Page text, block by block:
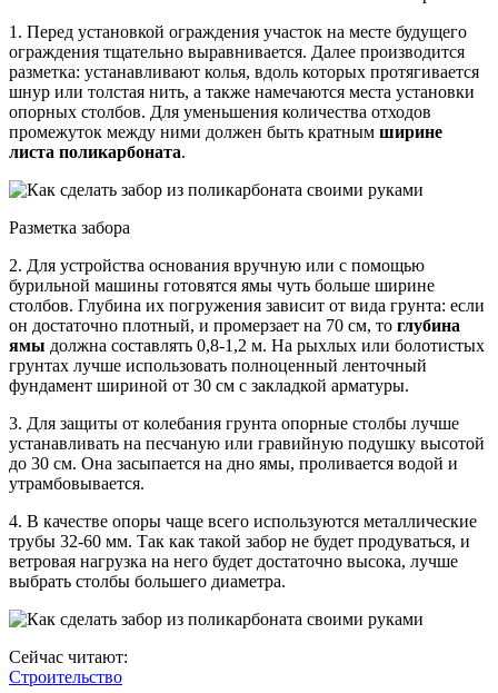
1. Перед установкой ограждения участок на месте будущего
ограждения тщательно выравнивается. Далее производится
разметка: устанавливают колья, вдоль которых протягивается
шнур или толстая нить, а также намечаются места установки
опорных столбов. Для уменьшения количества отходов
промежуток между ними должен быть кратным ширине
листа поликарбоната.
Разметка забора
2. Для устройства основания вручную или с помощью
бурильной машины готовятся ямы чуть больше ширине
столбов. Глубина их погружения зависит от вида грунта: если
он достаточно плотный, и промерзает на 70 см, то глубина
ямы должна составлять 0,8-1,2 м. На рыхлых или болотистых
грунтах лучше использовать полноценный ленточный
фундамент шириной от 30 см с закладкой арматуры.
3. Для защиты от колебания грунта опорные столбы лучше
устанавливать на песчаную или гравийную подушку высотой
до 30 см. Она засыпается на дно ямы, проливается водой и
утрамбовывается.
4. В качестве опоры чаще всего используются металлические
трубы 32-60 мм. Так как такой забор не будет продуваться, и
ветровая нагрузка на него будет достаточно высока, лучше
выбрать столбы большего диаметра.
Сейчас читают:
Строительство